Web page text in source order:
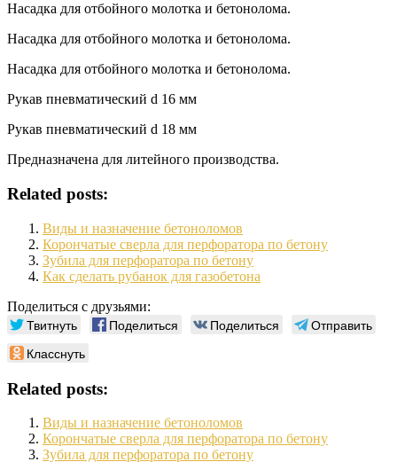
Насадка для отбойного молотка и бетонолома.
Насадка для отбойного молотка и бетонолома.
Насадка для отбойного молотка и бетонолома.
Рукав пневматический d 16 мм
Рукав пневматический d 18 мм
Предназначена для литейного производства.
Related posts:
Виды и назначение бетоноломов
Корончатые сверла для перфоратора по бетону
Зубила для перфоратора по бетону
Как сделать рубанок для газобетона
Поделиться с друзьями:
Твитнуть Поделиться Поделиться
Отправить
Класснуть
Related posts:
Виды и назначение бетоноломов
Корончатые сверла для перфоратора по бетону
Зубила для перфоратора по бетону